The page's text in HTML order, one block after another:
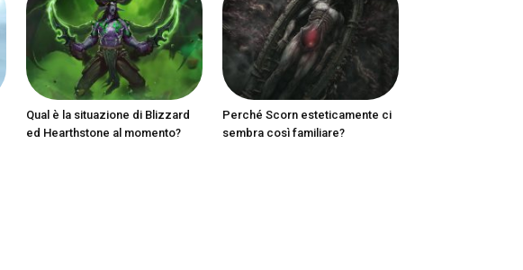
Qual è la situazione di Blizzard
ed Hearthstone al momento?
Perché Scorn esteticamente ci
sembra così familiare?